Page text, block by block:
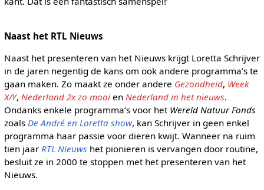
Naast het RTL Nieuws
Naast het presenteren van het Nieuws krijgt Loretta Schrijver
in de jaren negentig de kans om ook andere programma’s te
gaan maken. Zo maakt ze onder andere Gezondheid, Week
X/Y, Nederland 2x zo mooien Nederland in het nieuws.
Ondanks enkele programma’s voor het Wereld Natuur Fonds
zoals De André en Loretta show, kan Schrijver in geen enkel
programma haar passie voor dieren kwijt. Wanneer na ruim
tien jaar RTL Nieuws het pionieren is vervangen door routine,
besluit ze in 2000 te stoppen met het presenteren van het
Nieuws.